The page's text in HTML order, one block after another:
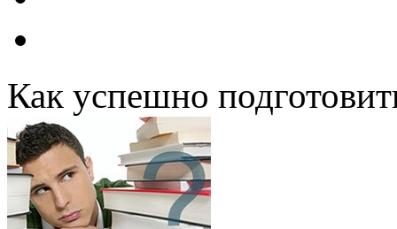
Как успешно